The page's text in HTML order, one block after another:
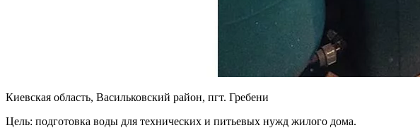
Киевская область, Васильковский район, пгт. Гребени
Цель: подготовка воды для технических и питьевых нужд жилого дома.